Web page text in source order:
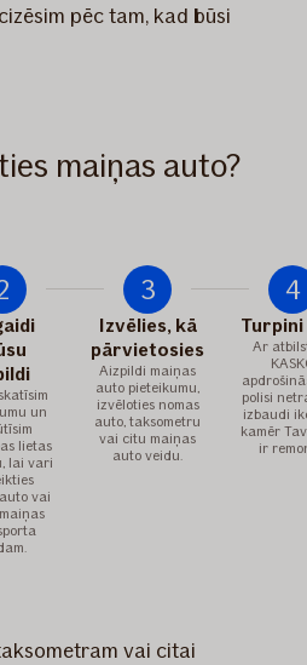
pēc tam, kad būsi
maiņas auto?
un
lietas
lai vari
vai
3
Izvēlies, kā
pārvietosies
Aizpildi maiņas
auto pieteikumu,
izvēloties nomas
auto, taksometru
vai citu maiņas
auto veidu.
4
Turpini
Ar
polisi
izbaudi
kamēr
ir
vai citai